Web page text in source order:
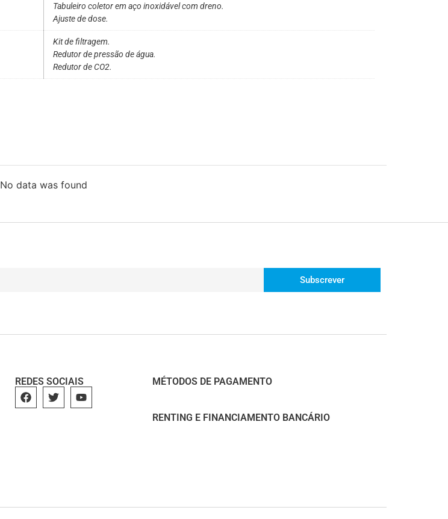
Tabuleiro coletor em aço inoxidável com dreno.
Ajuste de dose.
Kit de filtragem.
Redutor de pressão de água.
Redutor de CO2.
No data was found
Subscrever
REDES SOCIAIS MÉTODOS DE PAGAMENTO
RENTING E FINANCIAMENTO BANCÁRIO